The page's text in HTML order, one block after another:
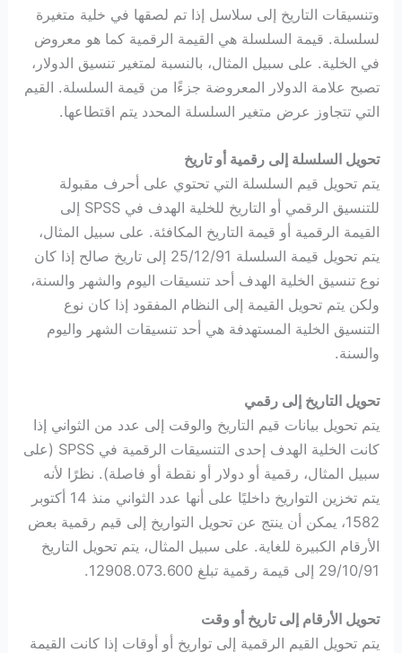
وتنسيقات التاريخ إلى سلاسل إذا تم لصقها في خلية متغيرة
لسلسلة. قيمة السلسلة هي القيمة الرقمية كما هو معروض
في الخلية. على سبيل المثال، بالنسبة لمتغير تنسيق الدولار،
تصبح علامة الدولار المعروضة جزءًا من قيمة السلسلة. القيم
التي تتجاوز عرض متغير السلسلة المحدد يتم اقتطاعها.
تحويل السلسلة إلى رقمية أو تاريخ
يتم تحويل قيم السلسلة التي تحتوي على أحرف مقبولة
للتنسيق الرقمي أو التاريخ للخلية الهدف في SPSS إلى
القيمة الرقمية أو قيمة التاريخ المكافئة. على سبيل المثال،
يتم تحويل قيمة السلسلة 25/12/91 إلى تاريخ صالح إذا كان
نوع تنسيق الخلية الهدف أحد تنسيقات اليوم والشهر والسنة،
ولكن يتم تحويل القيمة إلى النظام المفقود إذا كان نوع
التنسيق الخلية المستهدفة هي أحد تنسيقات الشهر واليوم
والسنة.
تحويل التاريخ إلى رقمي
يتم تحويل بيانات قيم التاريخ والوقت إلى عدد من الثواني إذا
كانت الخلية الهدف إحدى التنسيقات الرقمية في SPSS (على
سبيل المثال، رقمية أو دولار أو نقطة أو فاصلة). نظرًا لأنه
يتم تخزين التواريخ داخليًا على أنها عدد الثواني منذ 14 أكتوبر
1582، يمكن أن ينتج عن تحويل التواريخ إلى قيم رقمية بعض
الأرقام الكبيرة للغاية. على سبيل المثال، يتم تحويل التاريخ
29/10/91 إلى قيمة رقمية تبلغ 12908.073.600.
تحويل الأرقام إلى تاريخ أو وقت
يتم تحويل القيم الرقمية إلى تواريخ أو أوقات إذا كانت القيمة